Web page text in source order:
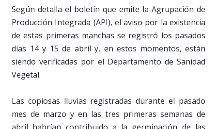
Según detalla el boletín que emite la Agrupación de
Producción Integrada (API), el aviso por la existencia
de estas primeras manchas se registró los pasados
días 14 y 15 de abril y, en estos momentos, están
siendo verificadas por el Departamento de Sanidad
Vegetal.
Las copiosas lluvias registradas durante el pasado
mes de marzo y en las tres primeras semanas de